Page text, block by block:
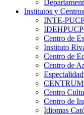
Institutos y Centros
INTE-
IDEHPUCP
Centro de
Instituto
Centro de
Centro de
CENTRUM
Centro
Centro de
Idiomas